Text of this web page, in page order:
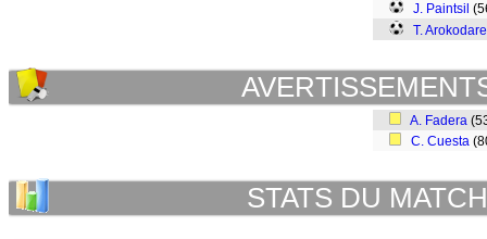
J. Paintsil
T. Arokodare
A. Fadera
C. Cuesta
STATS DU MATCH